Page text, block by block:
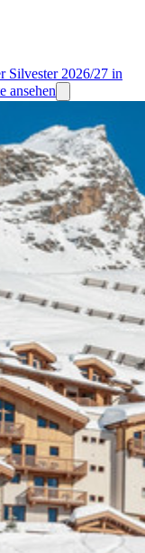
Silvester 2026/27 in
ansehen